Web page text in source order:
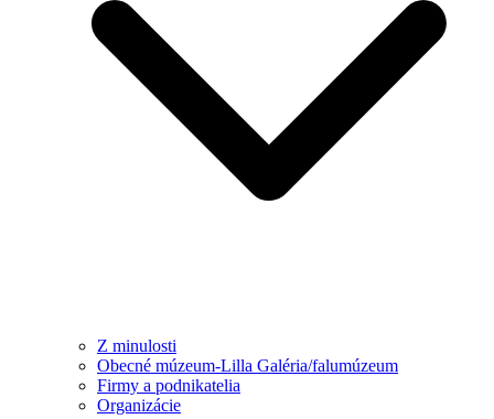
Z minulosti
Obecné múzeum-Lilla Galéria/falumúzeum
Firmy a podnikatelia
Organizácie